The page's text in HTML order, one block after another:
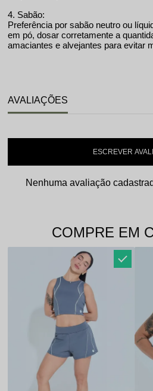
4. Sabão:
Preferência por sabão neutro ou
em pó, dosar corretamente a
amaciantes e alvejantes para evitar
AVALIAÇÕES
ESCREVER
Nenhuma avaliação
COMPRE EM